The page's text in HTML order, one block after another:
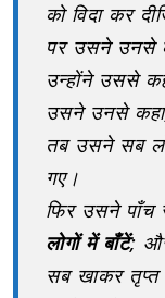
को विदा कर
पर उसने उनसे
उन्होंने उससे
उसने उनसे कहा,
तब उसने सब
गए।
फिर उसने पाँच
लोगों में बाँटें;
सब खाकर तृप्त